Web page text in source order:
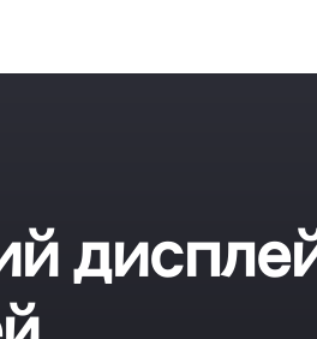
дисплей